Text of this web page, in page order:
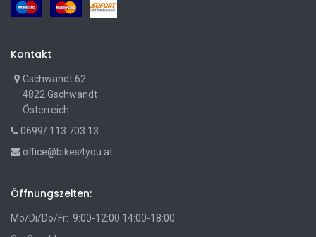
Kontakt
Gschwandt 62
4822 Gschwandt
Österreich
0699/ 113 703 13
office@bikes4you.at
Öffnungszeiten:
Mo/Di/Do/Fr: 9:00-12:00 14:00-18:00